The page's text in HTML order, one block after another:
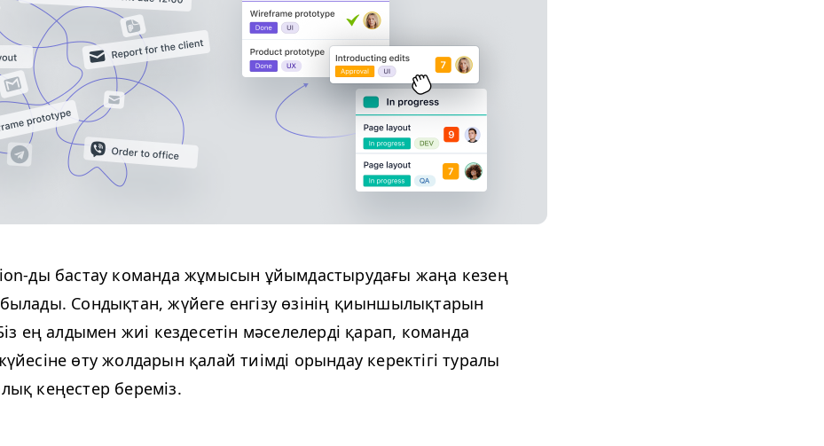
ды бастау команда жұмысын ұйымдастырудағы жаңа кезең
Сондықтан, жүйеге енгізу өзінің қиыншылықтарын
ең алдымен жиі кездесетін мәселелерді қарап, команда
өту жолдарын қалай тиімді орындау керектігі туралы
кеңестер береміз.